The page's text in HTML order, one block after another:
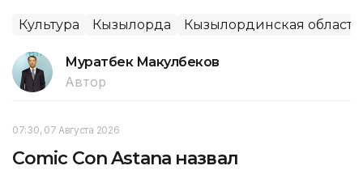
Культура Кызылорда Кызылординская область
Муратбек Макулбеков
Автор
07:30, 07 Августа 2026
Comic Con Astana назвал